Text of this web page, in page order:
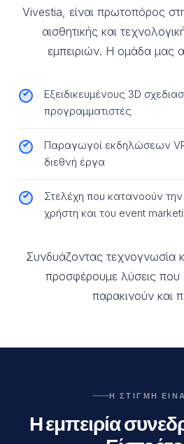
Vivestia, είναι πρωτοπόρος
αισθητικής και
εμπειριών. Η ομάδα μας
Εξειδικευμένους 3D
προγραμματιστές
Παραγωγοί εκδηλώσεων VR
διεθνή έργα
Στελέχη που κατανοούν
χρήστη και του event
Συνδυάζοντας τεχνογνωσία
προσφέρουμε λύσεις που
παρακινούν και
Η ΣΤΙΓΜΗ
Η εμπειρία